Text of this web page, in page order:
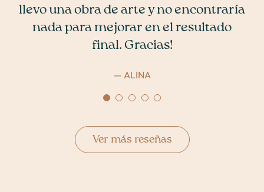
llevo una obra de arte y no encontraría
nada para mejorar en el resultado
final. Gracias!
— ALINA
— ALICIA L. N
— C. A
dedica a cada cita. En el campo de la
cirugía plástica y reparadora donde
dónde la ética y las expectativas del
Veronica Izquierdo se encuentra en el
primer puesto. Impecable.
— PCV
Ver más reseñas